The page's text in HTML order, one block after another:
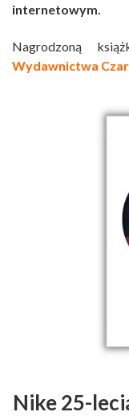
internetowym.
Nagrodzoną
Wydawnictwa
Nike 25-